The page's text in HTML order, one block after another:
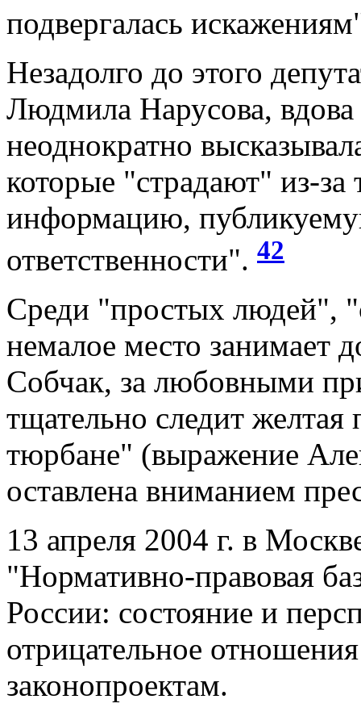
подвергалась
Незадолго до этого
Людмила Нарусова,
неоднократно
которые "страдают" из-за
информацию,
ответственности". 42
Среди "простых людей",
немалое место занимает
Собчак, за любовными
тщательно следит
тюрбане" (выражение
оставлена вниманием
13 апреля 2004 г. в
"Нормативно-правовая
России: состояние и
отрицательное
законопроектам.